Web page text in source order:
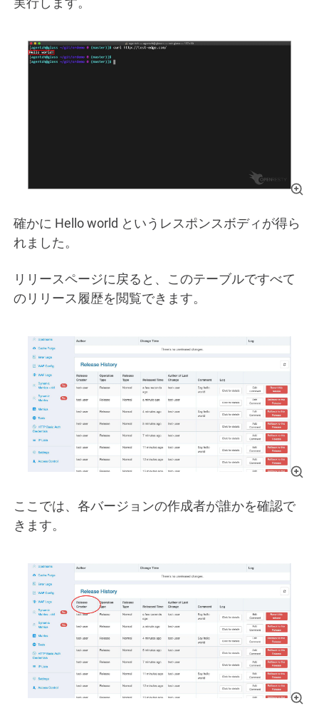
確かに Hello world というレスポンスボディが得ら
れました。
リリースページに戻ると、このテーブルですべて
のリリース履歴を閲覧できます。
ここでは、各バージョンの作成者が誰かを確認で
きます。